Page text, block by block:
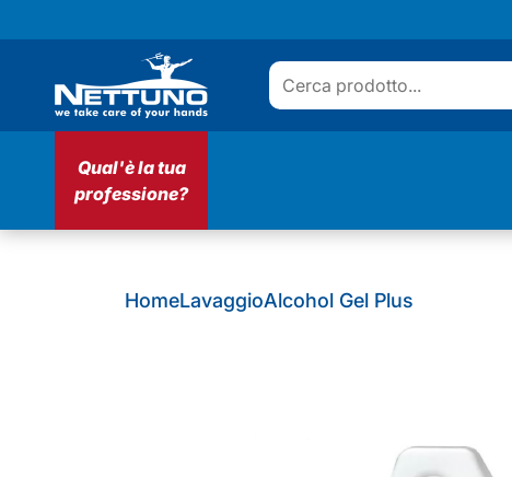
Qual'è la tua
professione?
HomeLavaggioAlcohol Gel Plus